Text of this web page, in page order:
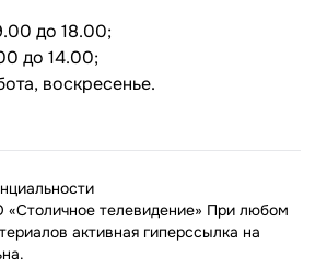
до 18.00;
до 14.00;
воскресенье.
телевидение» При любом
активная гиперссылка на